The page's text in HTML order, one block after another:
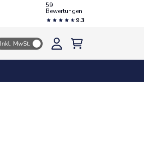
59
Bewertungen
9.3
Inkl. MwSt.